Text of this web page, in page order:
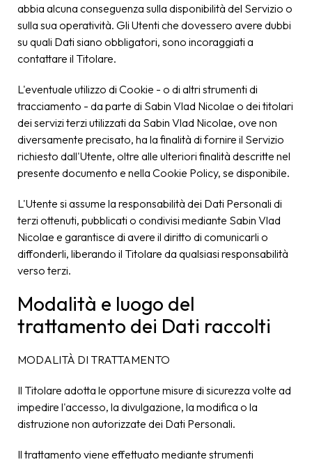
abbia alcuna conseguenza sulla disponibilità del Servizio o
sulla sua operatività. Gli Utenti che dovessero avere dubbi
su quali Dati siano obbligatori, sono incoraggiati a
contattare il Titolare.
L'eventuale utilizzo di Cookie - o di altri strumenti di
tracciamento - da parte di Sabin Vlad Nicolae o dei titolari
dei servizi terzi utilizzati da Sabin Vlad Nicolae, ove non
diversamente precisato, ha la finalità di fornire il Servizio
richiesto dall'Utente, oltre alle ulteriori finalità descritte nel
presente documento e nella Cookie Policy, se disponibile.
L'Utente si assume la responsabilità dei Dati Personali di
terzi ottenuti, pubblicati o condivisi mediante Sabin Vlad
Nicolae e garantisce di avere il diritto di comunicarli o
diffonderli, liberando il Titolare da qualsiasi responsabilità
verso terzi.
Modalità e luogo del
trattamento dei Dati raccolti
MODALITÀ DI TRATTAMENTO
Il Titolare adotta le opportune misure di sicurezza volte ad
impedire l'accesso, la divulgazione, la modifica o la
distruzione non autorizzate dei Dati Personali.
Il trattamento viene effettuato mediante strumenti